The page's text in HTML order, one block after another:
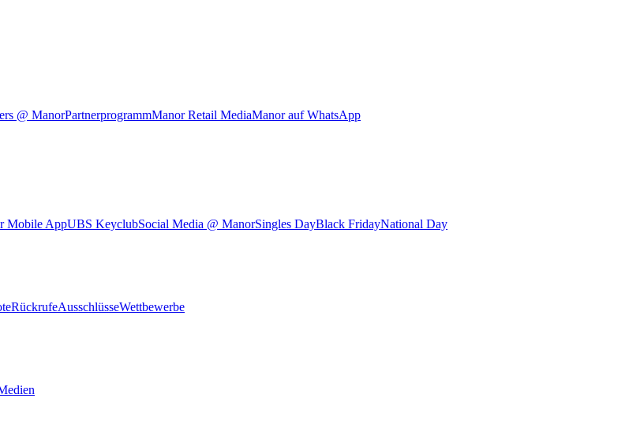
@ ManorPartnerprogrammManor Retail MediaManor auf WhatsApp
Mobile AppUBS KeyclubSocial Media @ ManorSingles DayBlack FridayNational Day
RückrufeAusschlüsseWettbewerbe